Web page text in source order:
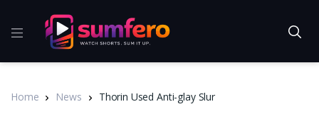
Home News Thorin Used Anti-glay Slur